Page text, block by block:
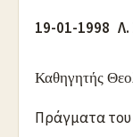
19-01-1998 Λ.
Καθηγητής
Πράγματα